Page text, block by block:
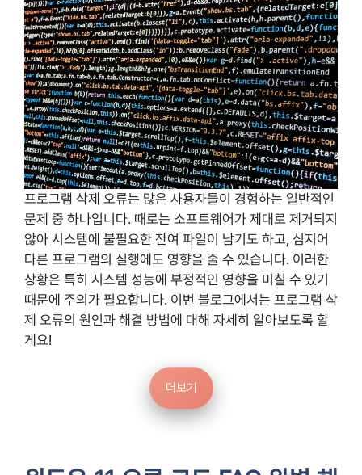
프로그램 삭제 오류는 많은 사용자들이 경험하는 일반적인
문제 중 하나입니다. 때로는 소프트웨어가 제대로 제거되지
않아 시스템에 불필요한 잔여 파일이 남기도 하고, 심지어
다른 프로그램의 실행에도 영향을 줄 수 있습니다. 이러한
상황은 특히 시스템 성능에 부정적인 영향을 미칠 수 있기
때문에 주의가 필요합니다. 이번 블로그에서는 프로그램 삭
제 오류의 원인과 해결 방법에 대해 자세히 알아보도록 할
게요!
더보기